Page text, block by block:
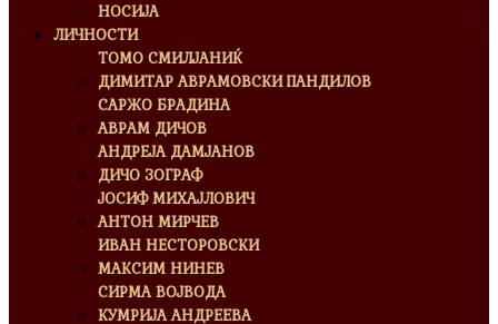
НОСИЈА
ЛИЧНОСТИ
ТОМО СМИЛЈАНИЌ
ДИМИТАР АВРАМОВСКИ ПАНДИЛОВ
САРЖО БРАДИНА
АВРАМ ДИЧОВ
АНДРЕЈА ДАМЈАНОВ
ДИЧО ЗОГРАФ
ЈОСИФ МИХАЈЛОВИЧ
АНТОН МИРЧЕВ
ИВАН НЕСТОРОВСКИ
МАКСИМ НИНЕВ
СИРМА ВОЈВОДА
КУМРИЈА АНДРЕЕВА